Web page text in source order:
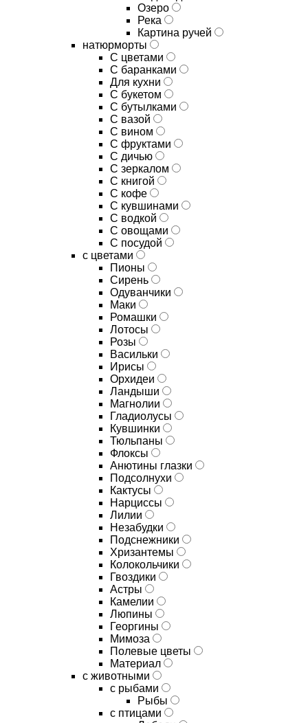
Озеро
Река
Картина ручей
натюрморты
С цветами
С баранками
Для кухни
C букетом
C бутылками
C вазой
C вином
C фруктами
C дичью
C зеркалом
C книгой
C кофе
C кувшинами
C водкой
C овощами
C посудой
с цветами
Пионы
Сирень
Одуванчики
Маки
Ромашки
Лотосы
Розы
Васильки
Ирисы
Орхидеи
Ландыши
Магнолии
Гладиолусы
Кувшинки
Тюльпаны
Флоксы
Анютины глазки
Подсолнухи
Кактусы
Нарциссы
Лилии
Незабудки
Подснежники
Хризантемы
Колокольчики
Гвоздики
Астры
Камелии
Люпины
Георгины
Мимоза
Полевые цветы
Материал
с животными
с рыбами
Рыбы
с птицами